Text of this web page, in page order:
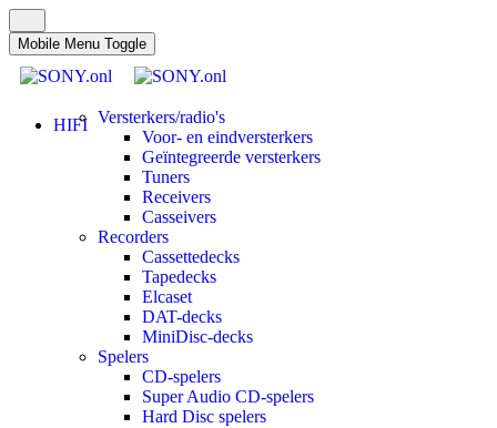
Mobile Menu Toggle
HIFI Versterkers/radio's
Voor- en eindversterkers
Geïntegreerde versterkers
Tuners
Receivers
Casseivers
Recorders
Cassettedecks
Tapedecks
Elcaset
DAT-decks
MiniDisc-decks
Spelers
CD-spelers
Super Audio CD-spelers
Hard Disc spelers